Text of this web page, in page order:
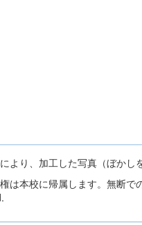
り、加工した写真（ぼかし
本校に帰属します。無断で